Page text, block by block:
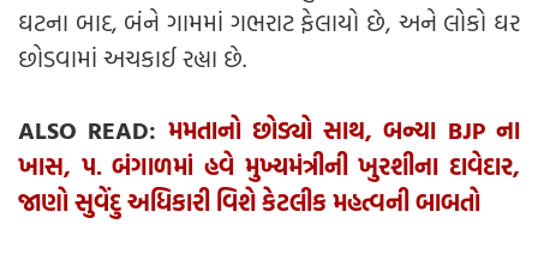
ઘટના બાદ, બંને ગામમાં ગભરાટ ફેલાયો છે, અને લોકો ઘર
છોડવામાં અચકાઈ રહ્યા છે.
ALSO READ: મમતાનો છોડ્યો સાથ, બન્યા BJP ના
ખાસ, પ. બંગાળમાં હવે મુખ્યમંત્રીની ખુરશીના દાવેદાર,
જાણો સુવેંદુ અધિકારી વિશે કેટલીક મહત્વની બાબતો